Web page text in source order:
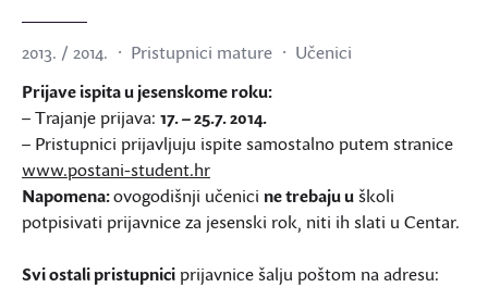
2013. / 2014. Pristupnici mature
Učenici
Prijave ispita u jesenskome roku:
– Trajanje prijava: 17. – 25.7. 2014.
– Pristupnici prijavljuju ispite samostalno putem stranice
www.postani-student.hr
Napomena:ovogodišnji učenici ne trebaju uškoli
potpisivati prijavnice za jesenski rok, niti ih slati u Centar.
Svi ostali pristupnici prijavnice šalju poštom na adresu: